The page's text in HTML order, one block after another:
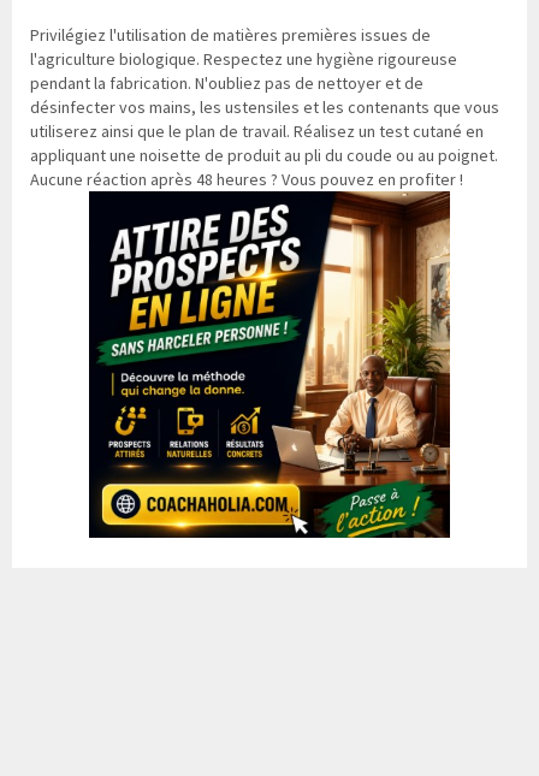
Privilégiez l'utilisation de matières premières issues de
l'agriculture biologique. Respectez une hygiène rigoureuse
pendant la fabrication. N'oubliez pas de nettoyer et de
désinfecter vos mains, les ustensiles et les contenants que vous
utiliserez ainsi que le plan de travail. Réalisez un test cutané en
appliquant une noisette de produit au pli du coude ou au poignet.
Aucune réaction après 48 heures ? Vous pouvez en profiter !